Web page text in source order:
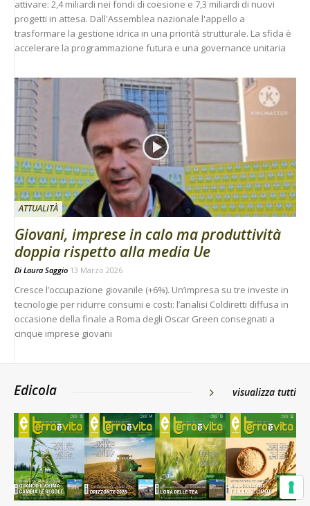
attivare: 2,4 miliardi nei fondi di coesione e 7,3 miliardi di nuovi
progetti in attesa. Dall'Assemblea nazionale l'appello a
trasformare la gestione idrica in una priorità strutturale. La sfida è
accelerare la programmazione futura e una governance unitaria
ATTUALITÀ
Giovani, imprese in calo ma produttività
doppia rispetto alla media Ue
Di Laura Saggio 13 Marzo 2026
Cresce l’occupazione giovanile (+6%). Un’impresa su tre investe in
tecnologie per ridurre consumi e costi: l’analisi Coldiretti diffusa in
occasione della finale a Roma degli Oscar Green consegnati a
cinque imprese giovani
Edicola visualizza tutti